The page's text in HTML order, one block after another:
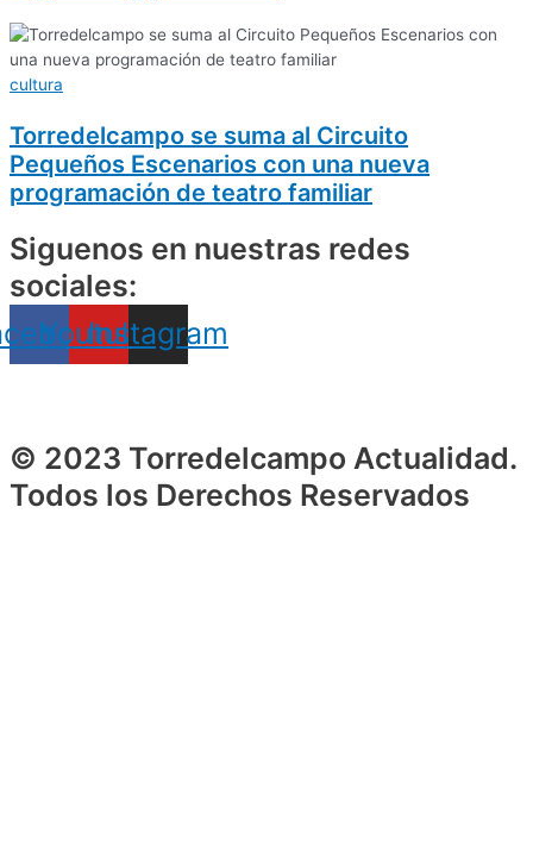
cultura
Torredelcampo se suma al Circuito
Pequeños Escenarios con una nueva
programación de teatro familiar
Siguenos en nuestras redes
sociales:
Youtube
Instagram
© 2023 Torredelcampo Actualidad.
Todos los Derechos Reservados